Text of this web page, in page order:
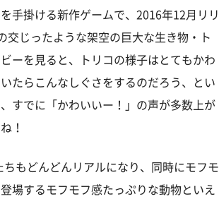
手掛ける新作ゲームで、2016年12月リリ
交じったような架空の巨大な生き物・ト
ーを見ると、トリコの様子はとてもかわ
たらこんなしぐさをするのだろう、とい
すでに「かわいいー！」の声が多数上が
！
もどんどんリアルになり、同時にモフモ
場するモフモフ感たっぷりな動物といえ